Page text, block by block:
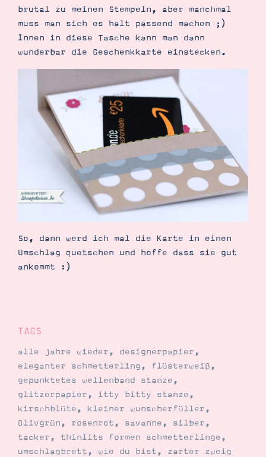
brutal zu meinen Stempeln, aber manchmal
muss man sich es halt passend machen ;)
Innen in diese Tasche kann man dann
wunderbar die Geschenkkarte einstecken.
So, dann werd ich mal die Karte in einen
Umschlag quetschen und hoffe dass sie gut
ankommt :)
TAGS
alle jahre wieder, designerpapier,
eleganter schmetterling, flüsterweiß,
gepunktetes wellenband stanze,
glitzerpapier, itty bitty stanze,
kirschblüte, kleiner wunscherfüller,
Olivgrün, rosenrot, savanne, silber,
tacker, thinlits formen schmetterlinge,
umschlagbrett, wie du bist, zarter zweig